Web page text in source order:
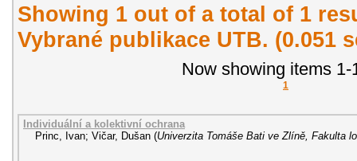
Showing 1 out of a total of 1
Vybrané publikace UTB. (0.051
Now showing items 1-
1
Individuální a kolektivní ochrana
Princ, Ivan; Vičar, Dušan (Univerzita Tomáše Bati ve Zlíně, Fakulta